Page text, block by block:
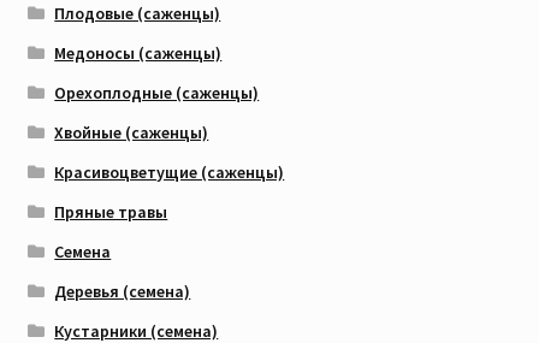
Плодовые (саженцы)
Медоносы (саженцы)
Орехоплодные (саженцы)
Хвойные (саженцы)
Красивоцветущие (саженцы)
Пряные травы
Семена
Деревья (семена)
Кустарники (семена)